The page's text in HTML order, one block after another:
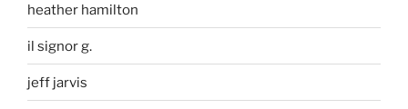
heather hamilton
il signor g.
jeff jarvis